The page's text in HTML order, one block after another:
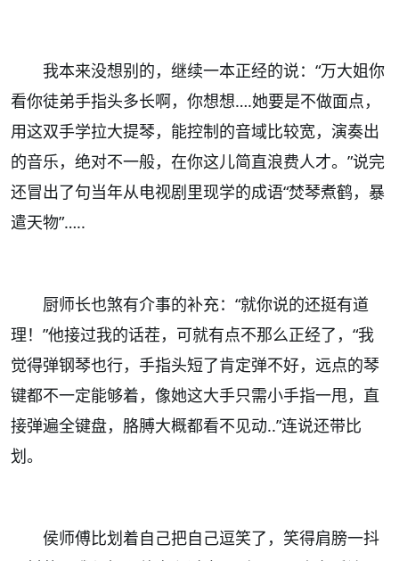
我本来没想别的，继续一本正经的说：“万大姐你
看你徒弟手指头多长啊，你想想….她要是不做面点，
用这双手学拉大提琴，能控制的音域比较宽，演奏出
的音乐，绝对不一般，在你这儿简直浪费人才。”说完
还冒出了句当年从电视剧里现学的成语“焚琴煮鹤，暴
遣天物”…..
厨师长也煞有介事的补充：“就你说的还挺有道
理！”他接过我的话茬，可就有点不那么正经了，“我
觉得弹钢琴也行，手指头短了肯定弹不好，远点的琴
键都不一定能够着，像她这大手只需小手指一甩，直
接弹遍全键盘，胳膊大概都看不见动..”连说还带比
划。
侯师傅比划着自己把自己逗笑了，笑得肩膀一抖